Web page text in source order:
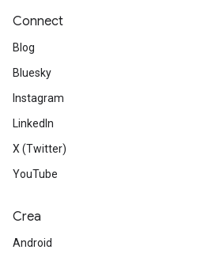
Connect
Blog
Bluesky
Instagram
LinkedIn
X (Twitter)
YouTube
Crea
Android